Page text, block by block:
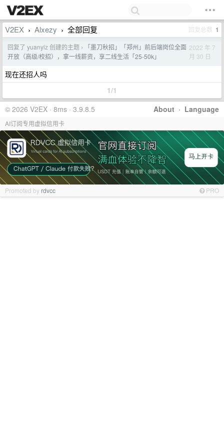
V2EX › Alxezy › 全部回复 回复总数 1
回复了 yuanyiz 创建的主题 ›
「墨刀秋招」「郑州」前后端岗位全面
开放（高级/校招），拿一线薪资，享二线生活「25-50k」
2022 年 7
月 30 日
现在还招人吗
1/1
About · Language
© 2026 V2EX · 8ms · 3.9.8.5
AI订阅专用虚拟信用卡
Promoted by rdvcc PRO